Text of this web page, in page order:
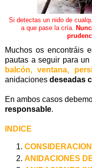
Si detectas un nido de
a que pase la cría.
Muchos os encontráis
pautas a seguir para
balcón, ventana,
anidaciones deseadas
En ambos casos
responsable.
INDICE
ANIDACIONES